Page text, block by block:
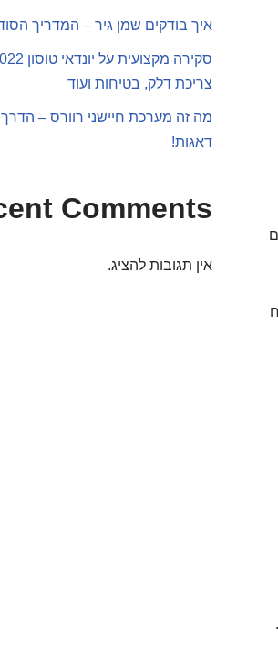
איך בודקים שמן גיר – המדריך
צריכת דלק, בטיחות ועוד
מה זה מערכת חיישני רוורס –
דאגות!
Comments
אין תגובות להציג.